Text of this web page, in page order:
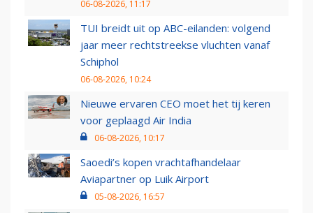
06-08-2026, 11:17
TUI breidt uit op ABC-eilanden: volgend
jaar meer rechtstreekse vluchten vanaf
Schiphol
06-08-2026, 10:24
Nieuwe ervaren CEO moet het tij keren
voor geplaagd Air India
06-08-2026, 10:17
Saoedi’s kopen vrachtafhandelaar
Aviapartner op Luik Airport
05-08-2026, 16:57